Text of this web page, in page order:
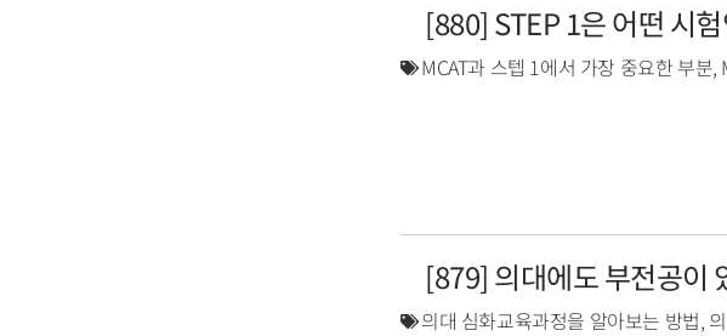
[880] STEP 1은 어떤 시
MCAT과 스텝 1에서 가장 중요한 부분,
[879] 의대에도 부전공이
의대 심화교육과정을 알아보는 방법,